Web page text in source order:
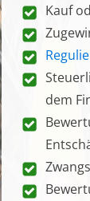
Kauf
dem